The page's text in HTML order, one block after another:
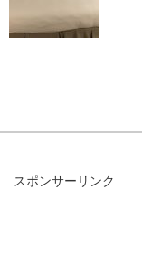
スポンサーリンク